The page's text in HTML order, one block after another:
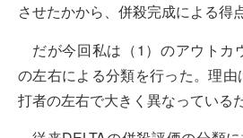
させたかから、併殺完成による得
だが今回私は（1）のアウトカ
の左右による分類を行った。理
打者の左右で大きく異なっている